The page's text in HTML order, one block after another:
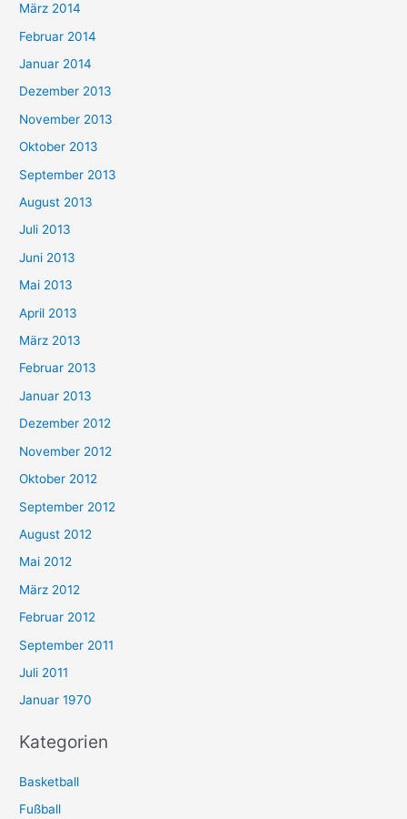
März 2014
Februar 2014
Januar 2014
Dezember 2013
November 2013
Oktober 2013
September 2013
August 2013
Juli 2013
Juni 2013
Mai 2013
April 2013
März 2013
Februar 2013
Januar 2013
Dezember 2012
November 2012
Oktober 2012
September 2012
August 2012
Mai 2012
März 2012
Februar 2012
September 2011
Juli 2011
Januar 1970
Kategorien
Basketball
Fußball